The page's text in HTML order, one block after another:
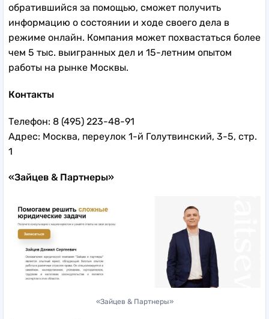
обратившийся за помощью, сможет получить
информацию о состоянии и ходе своего дела в
режиме онлайн. Компания может похвастаться более
чем 5 тыс. выигранных дел и 15-летним опытом
работы на рынке Москвы.
Контакты
Телефон: 8 (495) 223-48-91
Адрес: Москва, переулок 1-й Голутвинский, 3-5, стр.
1
«Зайцев & Партнеры»
«Зайцев & Партнеры»